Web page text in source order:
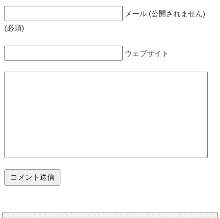
メール (公開されません)
(必須)
ウェブサイト